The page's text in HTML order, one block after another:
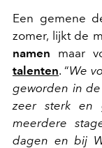
Een gemene
zomer, lijkt de
namen maar
talenten. “We
geworden in de
zeer sterk en
meerdere
dagen en bij